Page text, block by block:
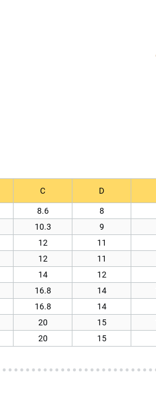
C D
8.6 8
10.3 9
12 11
12 11
14 12
16.8 14
16.8 14
20 15
20 15